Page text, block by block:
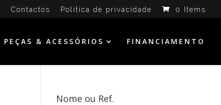
Contactos Política de privacidade 0 Items
PEÇAS & ACESSÓRIOS FINANCIAMENTO
Nome ou Ref.